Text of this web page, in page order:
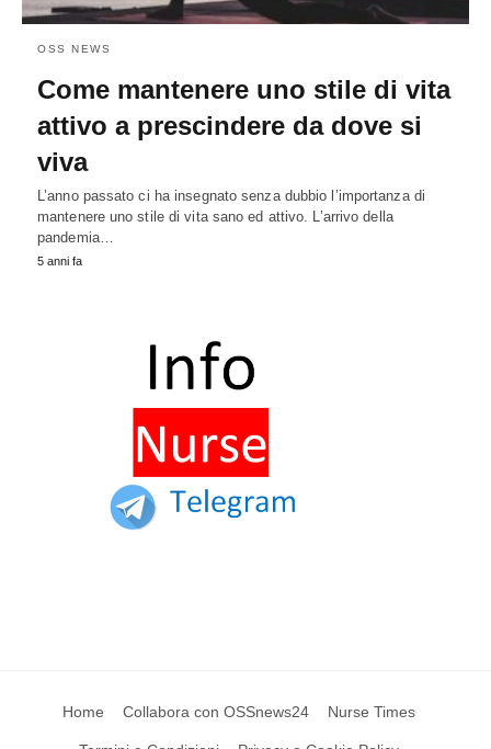
OSS NEWS
Come mantenere uno stile di vita
attivo a prescindere da dove si
viva
L’anno passato ci ha insegnato senza dubbio l’importanza di
mantenere uno stile di vita sano ed attivo. L’arrivo della
pandemia…
5 anni fa
Home Collabora con OSSnews24 Nurse Times